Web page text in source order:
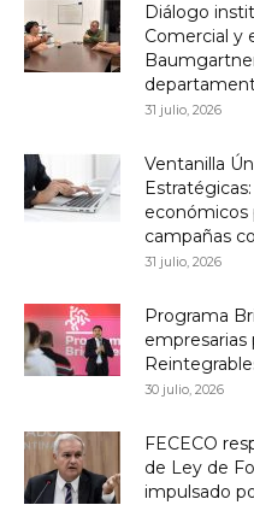
Diálogo
Comercial y
31 julio, 2026
Ventanilla
económicos
campañas
31 julio, 2026
Programa
30 julio, 2026
FECECO
de Ley de
impulsado